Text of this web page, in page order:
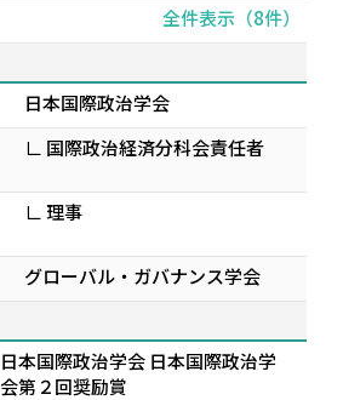
全件表示（8件）
日本国際政治学会
∟ 国際政治経済分科会責任者
∟ 理事
グローバル・ガバナンス学会
日本国際政治学会 日本国際政治学
会第２回奨励賞